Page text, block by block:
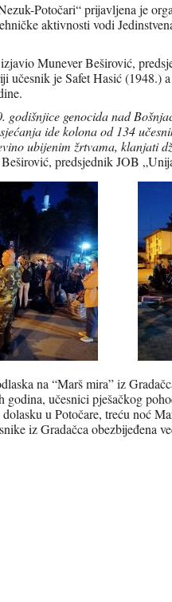
Potočari“ prijavljena je
aktivnosti vodi
Munever Beširović,
učesnik je Safet Hasić (1948.)
godišnjice genocida nad
ide kolona od 134
ubijenim žrtvama, klanjati
predsjednik JOB
na “Marš mira” iz
učesnici pješačkog
u Potočare, treću noć
iz Gradačca obezbijeđena